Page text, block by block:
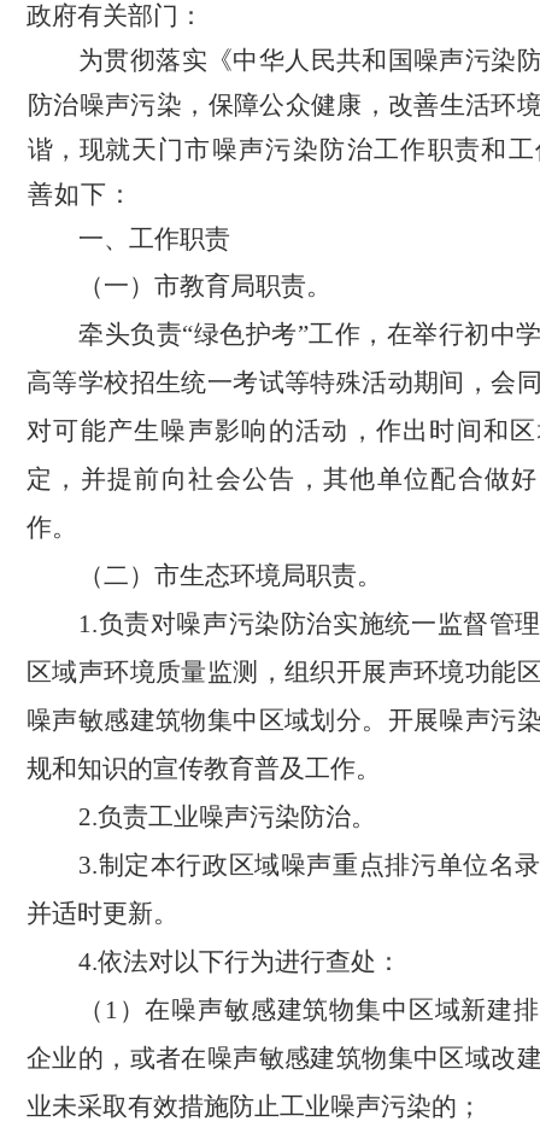
政府有关部门：
为贯彻落实《中华人民共和国噪声污染
防治噪声污染，保障公众健康，改善生活环
谐，现就天门市噪声污染防治工作职责和
善如下：
一、工作职责
（一）市教育局职责。
牵头负责“绿色护考”工作，在举行初中
高等学校招生统一考试等特殊活动期间，会
对可能产生噪声影响的活动，作出时间和
定，并提前向社会公告，其他单位配合做
作。
（二）市生态环境局职责。
1.负责对噪声污染防治实施统一监督管
区域声环境质量监测，组织开展声环境功能
噪声敏感建筑物集中区域划分。开展噪声污
规和知识的宣传教育普及工作。
2.负责工业噪声污染防治。
3.制定本行政区域噪声重点排污单位名
并适时更新。
4.依法对以下行为进行查处：
（ 1）在噪声敏感建筑物集中区域新建
企业的，或者在噪声敏感建筑物集中区域改
业未采取有效措施防止工业噪声污染的；